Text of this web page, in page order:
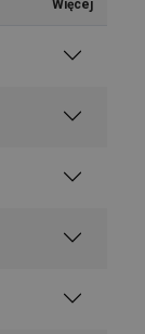
Więcej